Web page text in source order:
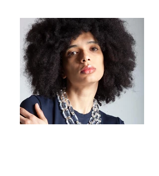
• Peso:35 g
• Design con dettagli a micro
sfere
• Leggera e confortevole
• Terminali in silicone per una
presa sicura
• Adatta a occhiali da vista e da
sole
• Stile elegante e versatile